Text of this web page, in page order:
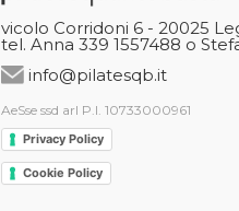
vicolo Corridoni 6 - 20025
tel. Anna 339 1557488 o
info@pilatesqb.it
AeSse ssd arl P.I. 10733000961
Privacy Policy
Cookie Policy